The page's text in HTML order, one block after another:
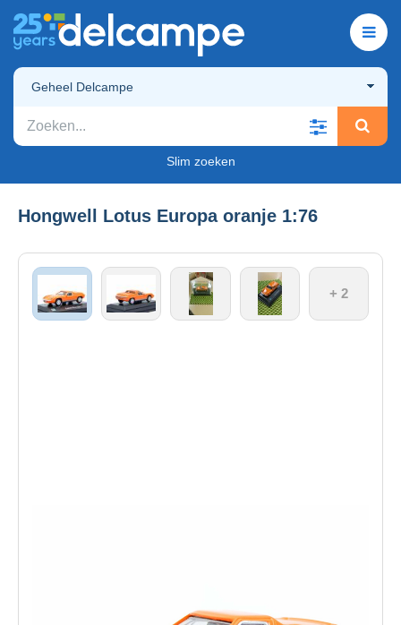
Geheel Delcampe
Slim zoeken
Hongwell Lotus Europa oranje 1:76
+ 2